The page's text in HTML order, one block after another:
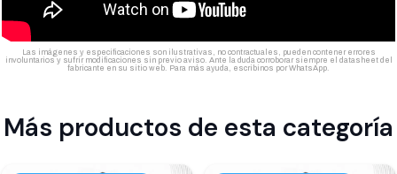
Las imágenes y especificaciones son ilustrativas, no contractuales, pueden contener errores
involuntarios y sufrir modificaciones sin previo aviso. Ante la duda corroborar siempre el datasheet del
fabricante en su sitio web. Para más ayuda, escribinos por WhatsApp.
Más productos de esta categoría